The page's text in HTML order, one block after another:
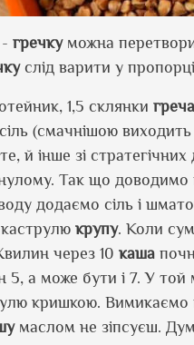
гречкуможна
слід варити у
1,5 склянки
(смачнішою виходить
й інше зі стратегічних
Так що
додаємо сіль і
крупу. Коли
через 10 каша
5, а може бути і 7. У
кришкою.
маслом не зіпсуєш.